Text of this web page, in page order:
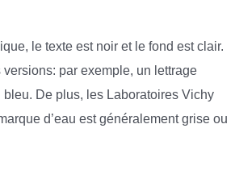
le texte est noir et le fond est clair.
versions: par exemple, un lettrage
bleu. De plus, les Laboratoires Vichy
d’eau est généralement grise ou